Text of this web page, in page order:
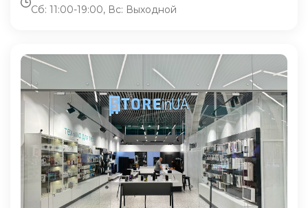
Сб: 11:00-19:00, Вс: Выходной